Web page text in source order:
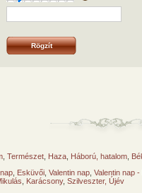
Természet Haza Háború, hatalom
Esküvői Valentin nap Valentin nap
Karácsony, Szilveszter, Újév